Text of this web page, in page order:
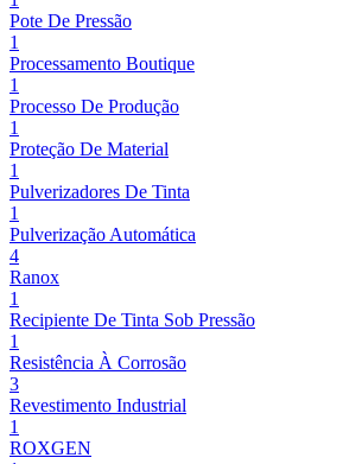
Pote De Pressão
1
Processamento Boutique
1
Processo De Produção
1
Proteção De Material
1
Pulverizadores De Tinta
1
Pulverização Automática
4
Ranox
1
Recipiente De Tinta Sob Pressão
1
Resistência À Corrosão
3
Revestimento Industrial
1
ROXGEN